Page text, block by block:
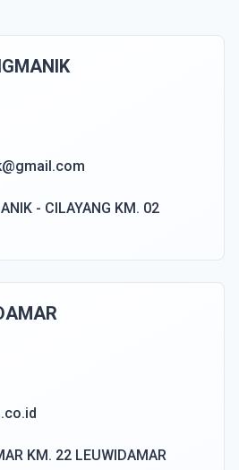
- CILAYANG KM. 02
KM. 22 LEUWIDAMAR